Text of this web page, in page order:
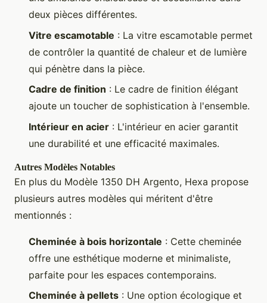
deux pièces différentes.
Vitre escamotable : La vitre escamotable permet
de contrôler la quantité de chaleur et de lumière
qui pénètre dans la pièce.
Cadre de finition : Le cadre de finition élégant
ajoute un toucher de sophistication à l'ensemble.
Intérieur en acier : L'intérieur en acier garantit
une durabilité et une efficacité maximales.
Autres Modèles Notables
En plus du Modèle 1350 DH Argento, Hexa propose
plusieurs autres modèles qui méritent d'être
mentionnés :
Cheminée à bois horizontale : Cette cheminée
offre une esthétique moderne et minimaliste,
parfaite pour les espaces contemporains.
Cheminée à pellets : Une option écologique et